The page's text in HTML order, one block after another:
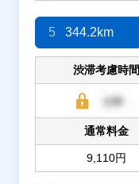
5 344.2km
渋滞考慮時間
通常料金
9,110円